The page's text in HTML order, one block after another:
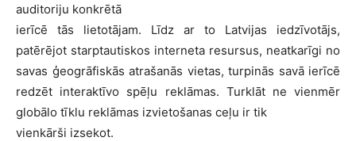
auditoriju konkrētā
ierīcē tās lietotājam. Līdz ar to Latvijas iedzīvotājs,
patērējot starptautiskos interneta resursus, neatkarīgi no
savas ģeogrāfiskās atrašanās vietas, turpinās savā ierīcē
redzēt interaktīvo spēļu reklāmas. Turklāt ne vienmēr
globālo tīklu reklāmas izvietošanas ceļu ir tik
vienkārši izsekot.